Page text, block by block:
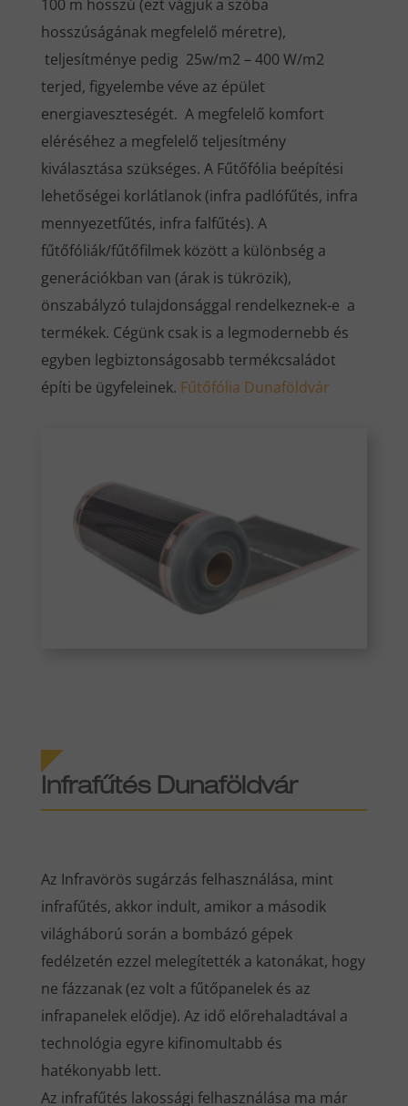
100 m hosszú (ezt vágjuk a szóba
hosszúságának megfelelő méretre),
teljesítménye pedig 25w/m2 – 400 W/m2
terjed, figyelembe véve az épület
energiaveszteségét. A megfelelő komfort
eléréséhez a megfelelő teljesítmény
kiválasztása szükséges. A Fűtőfólia beépítési
lehetőségei korlátlanok (infra padlófűtés, infra
mennyezetfűtés, infra falfűtés). A
fűtőfóliák/fűtőfilmek között a különbség a
generációkban van (árak is tükrözik),
önszabályzó tulajdonsággal rendelkeznek-e a
termékek. Cégünk csak is a legmodernebb és
egyben legbiztonságosabb termékcsaládot
építi be ügyfeleinek. Fűtőfólia Dunaföldvár
Infrafűtés Dunaföldvár
Az Infravörös sugárzás felhasználása, mint
infrafűtés, akkor indult, amikor a második
világháború során a bombázó gépek
fedélzetén ezzel melegítették a katonákat, hogy
ne fázzanak (ez volt a fűtőpanelek és az
infrapanelek elődje). Az idő előrehaladtával a
technológia egyre kifinomultabb és
hatékonyabb lett.
Az infrafűtés lakossági felhasználása ma már